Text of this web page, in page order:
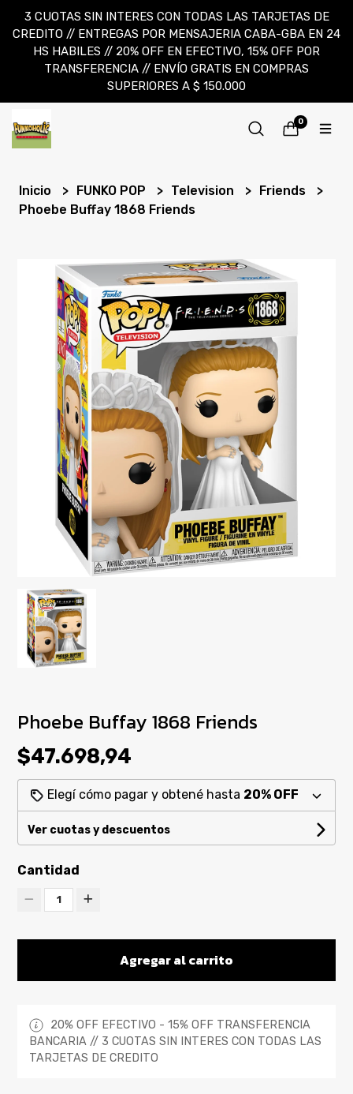
3 CUOTAS SIN INTERES CON TODAS LAS TARJETAS DE
CREDITO // ENTREGAS POR MENSAJERIA CABA-GBA EN 24
HS HABILES // 20% OFF EN EFECTIVO, 15% OFF POR
TRANSFERENCIA // ENVÍO GRATIS EN COMPRAS
SUPERIORES A $ 150.000
0
Inicio FUNKO POP Television
Friends
Phoebe Buffay 1868 Friends
Phoebe Buffay 1868 Friends
$47.698,94
Elegí cómo pagar y obtené hasta 20% OFF
Ver cuotas y descuentos
Cantidad
1
Agregar al carrito
20% OFF EFECTIVO - 15% OFF TRANSFERENCIA
BANCARIA // 3 CUOTAS SIN INTERES CON TODAS LAS
TARJETAS DE CREDITO